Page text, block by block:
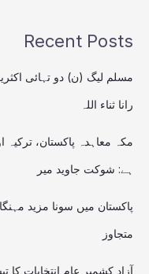
Recent Posts
مسلم لیگ (ن) دو تہائی
رانا ثناء اللہ
مکہ معاہدہ پاکستان،
ہے: شوکت جاوید میر
متجاوز
آزاد کشمیر عام انتخابات